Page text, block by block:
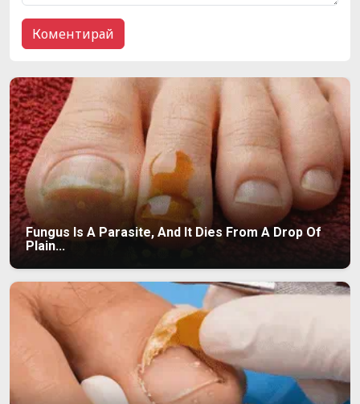
Fungus Is A Parasite, And It Dies From A Drop Of
Plain...